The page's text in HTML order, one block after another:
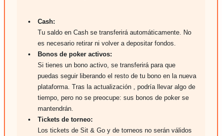
Cash:
Tu saldo en Cash se transferirá automáticamente. No
es necesario retirar ni volver a depositar fondos.
Bonos de poker activos:
Si tienes un bono activo, se transferirá para que
puedas seguir liberando el resto de tu bono en la nueva
plataforma. Tras la actualización , podría llevar algo de
tiempo, pero no se preocupe: sus bonos de poker se
mantendrán.
Tickets de torneo:
Los tickets de Sit & Go y de torneos no serán válidos